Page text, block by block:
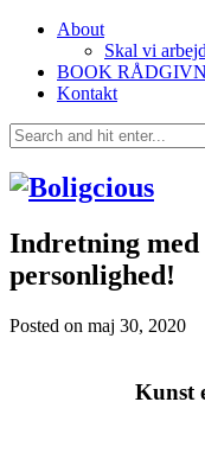
About
Skal vi
BOOK
Kontakt
Indretning
personlighed!
Posted on maj 30, 2020
Kunst